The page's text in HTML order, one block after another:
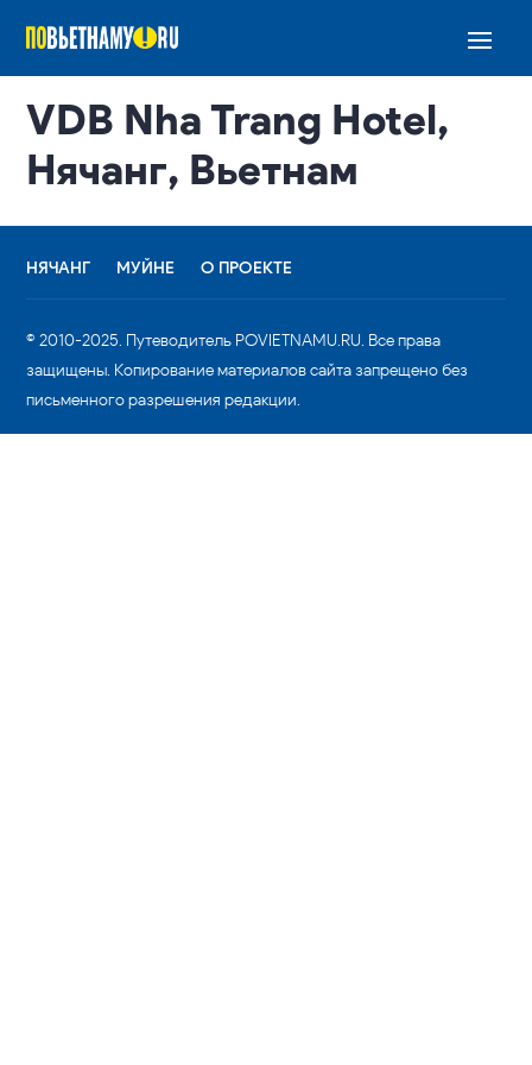
VDB Nha Trang Hotel,
Нячанг, Вьетнам
НЯЧАНГ МУЙНЕ О ПРОЕКТЕ
© 2010-2025. Путеводитель POVIETNAMU.RU. Все права
защищены. Копирование материалов сайта запрещено без
письменного разрешения редакции.